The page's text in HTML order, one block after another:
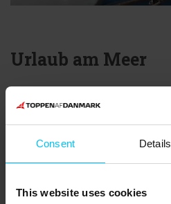
Consent Details
This website uses cookies
Urlaub am Meer
Lädt ...